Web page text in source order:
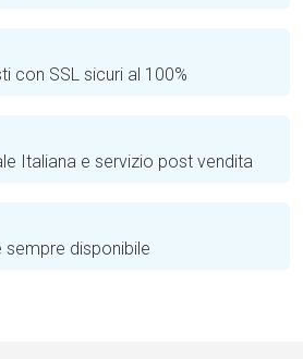
con SSL sicuri al 100%
Italiana e servizio post vendita
disponibile